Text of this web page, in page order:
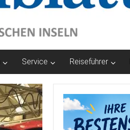
Service Reiseführer